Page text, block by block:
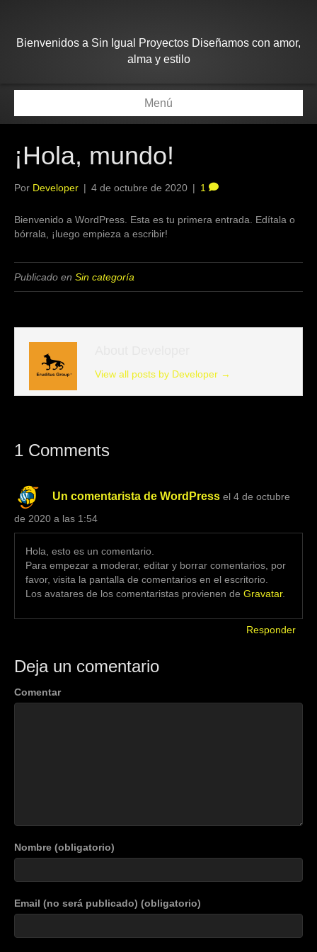
Bienvenidos a Sin Igual Proyectos Diseñamos con amor,
alma y estilo
Menú
¡Hola, mundo!
Por Developer | 4 de octubre de 2020 | 1
Bienvenido a WordPress. Esta es tu primera entrada. Edítala o
bórrala, ¡luego empieza a escribir!
Publicado en Sin categoría
View all posts by Developer →
1 Comments
Un comentarista de WordPress el 4 de octubre
de 2020 a las 1:54
Hola, esto es un comentario.
Para empezar a moderar, editar y borrar comentarios, por
favor, visita la pantalla de comentarios en el escritorio.
Los avatares de los comentaristas provienen de Gravatar.
Responder
Deja un comentario
Comentar
Nombre (obligatorio)
Email (no será publicado) (obligatorio)